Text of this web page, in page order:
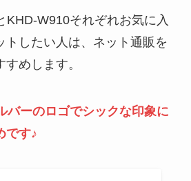
KHD-W910それぞれお気に入
トしたい人は、ネット通販を
めします。
バーのロゴでシックな印象に
です♪